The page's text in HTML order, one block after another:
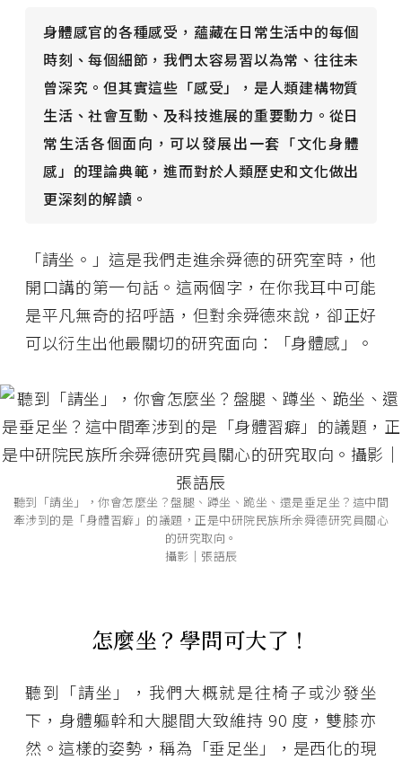
身體感官的各種感受，蘊藏在日常生活中的每個
時刻、每個細節，我們太容易習以為常、往往未
曾深究。但其實這些「感受」，是人類建構物質
生活、社會互動、及科技進展的重要動力。從日
常生活各個面向，可以發展出一套「文化身體
感」的理論典範，進而對於人類歷史和文化做出
更深刻的解讀。
「請坐。」這是我們走進余舜德的研究室時，他
開口講的第一句話。這兩個字，在你我耳中可能
是平凡無奇的招呼語，但對余舜德來說，卻正好
可以衍生出他最關切的研究面向：「身體感」。
聽到「請坐」，你會怎麼坐？盤腿、蹲坐、跪坐、還是垂足坐？這中間
牽涉到的是「身體習癖」的議題，正是中研院民族所余舜德研究員關心
的研究取向。
攝影│張語辰
怎麼坐？學問可大了！
聽到「請坐」，我們大概就是往椅子或沙發坐
下，身體軀幹和大腿間大致維持 90 度，雙膝亦
然。這樣的姿勢，稱為「垂足坐」，是西化的現